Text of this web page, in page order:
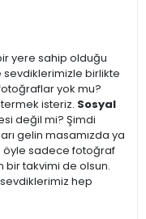
yere sahip olduğu
sevdiklerimizle birlikte
yok mu?
isteriz. Sosyal
değil mi? Şimdi
gelin masamızda ya
öyle sadece fotoğraf
bir takvimi de olsun.
sevdiklerimiz hep